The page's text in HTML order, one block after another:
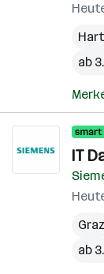
ab
IT
Graz
ab